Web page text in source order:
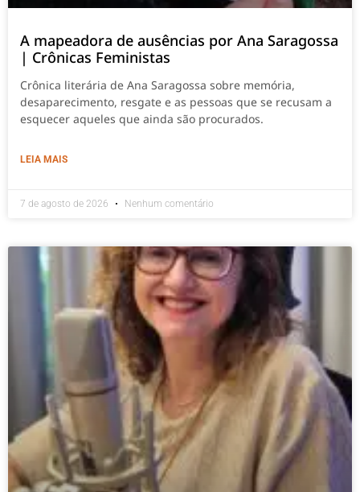
A mapeadora de ausências por Ana Saragossa
| Crônicas Feministas
Crônica literária de Ana Saragossa sobre memória,
desaparecimento, resgate e as pessoas que se recusam a
esquecer aqueles que ainda são procurados.
LEIA MAIS
7 de agosto de 2026 Nenhum comentário